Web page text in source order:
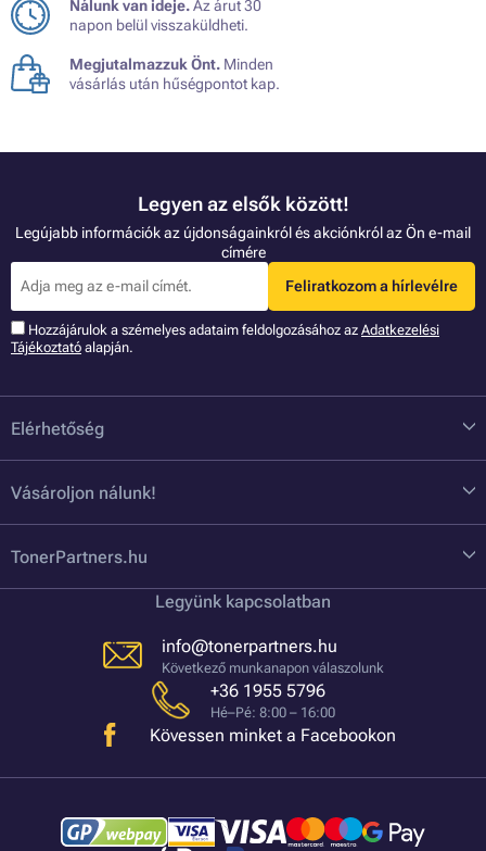
Nálunk van ideje.Az árut 30
napon belül visszaküldheti.
Megjutalmazzuk Önt. Minden
vásárlás után hűségpontot kap.
Legyen az elsők között!
Legújabb információk az újdonságainkról és akciónkról az Ön e-mail
címére
Feliratkozom a hírlevélre
Hozzájárulok a szémelyes adataim feldolgozásához az Adatkezelési
Tájékoztató alapján.
Elérhetőség
Vásároljon nálunk!
TonerPartners.hu
Legyünk kapcsolatban
info@tonerpartners.hu
Következő munkanapon válaszolunk
+36 1955 5796
Hé–Pé: 8:00 – 16:00
Kövessen minket a Facebookon